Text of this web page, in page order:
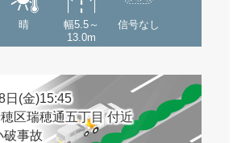
晴
幅5.5～
13.0m
信号なし
日(金)15:45
区瑞穂通五丁目 付近
破事故